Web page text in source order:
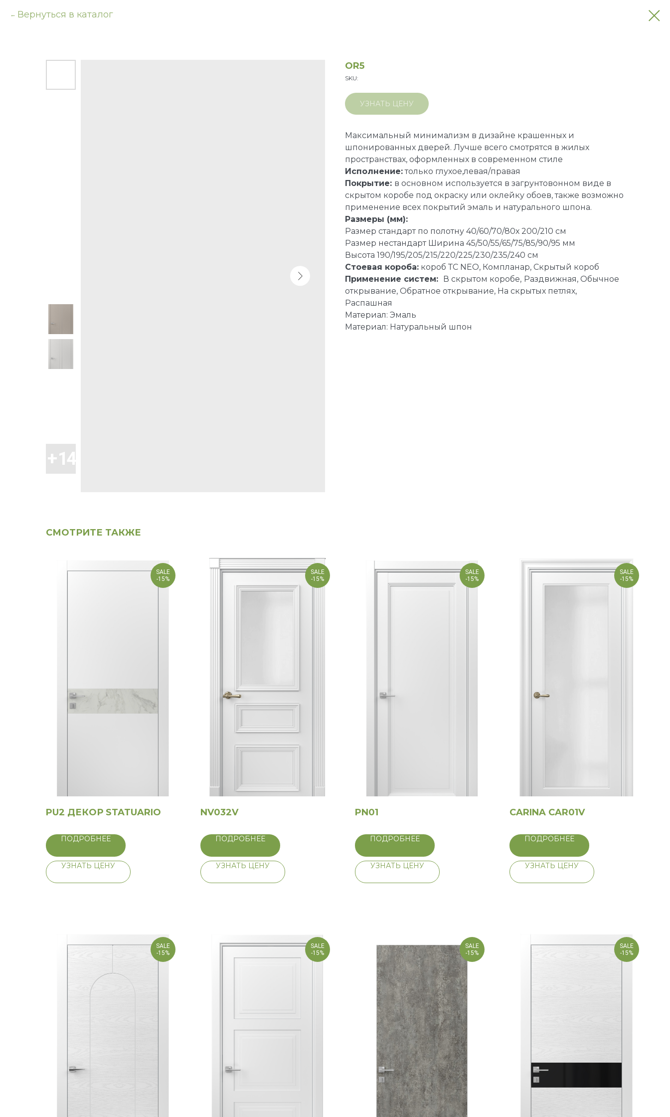
Вернуться в каталог
OR5
SKU:
УЗНАТЬ ЦЕНУ
Максимальный минимализм в дизайне крашенных и
шпонированных дверей. Лучше всего смотрятся в жилых
пространствах, оформленных в современном стиле
Исполнение:только глухое,левая/правая
Покрытие: в основном используется в загрунтовонном виде в
скрытом коробе под окраску или оклейку обоев, также возможно
применение всех покрытий эмаль и натурального шпона.
Размеры (мм):
Размер стандарт по полотну 40/60/70/80х 200/210 см
Размер нестандарт Ширина 45/50/55/65/75/85/90/95 мм
Высота 190/195/205/215/220/225/230/235/240 см
Стоевая короба: короб ТС NEO, Компланар, Скрытый короб
Применение систем:
В скрытом коробе, Раздвижная, Обычное
открывание, Обратное открывание, На скрытых петлях,
Распашная
Материал: Эмаль
Материал: Натуральный шпон
СМОТРИТЕ ТАКЖЕ
SALE
-15%
PU2 ДЕКОР STATUARIO
ПОДРОБНЕЕ
УЗНАТЬ ЦЕНУ
SALE
-15%
NV032V
ПОДРОБНЕЕ
УЗНАТЬ ЦЕНУ
SALE
-15%
PN01
ПОДРОБНЕЕ
УЗНАТЬ ЦЕНУ
SALE
-15%
CARINA CAR01V
ПОДРОБНЕЕ
УЗНАТЬ ЦЕНУ
SALE
-15%
SALE
-15%
SALE
-15%
SALE
-15%